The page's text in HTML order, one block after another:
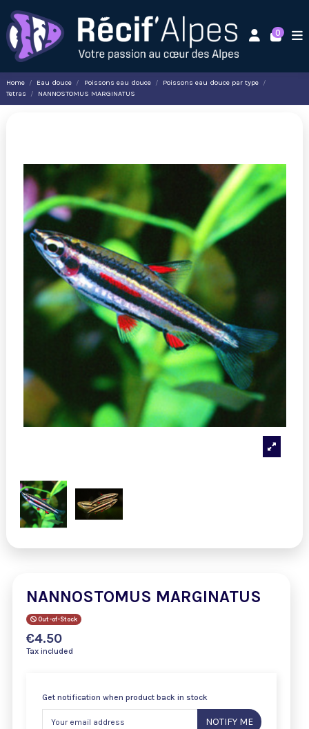
0
Home Eau douce Poissons eau douce
Poissons eau douce par type
Tetras
NANNOSTOMUS MARGINATUS
NANNOSTOMUS MARGINATUS
Out-of-Stock
€4.50
Tax included
Get notification when product back in stock
NOTIFY ME